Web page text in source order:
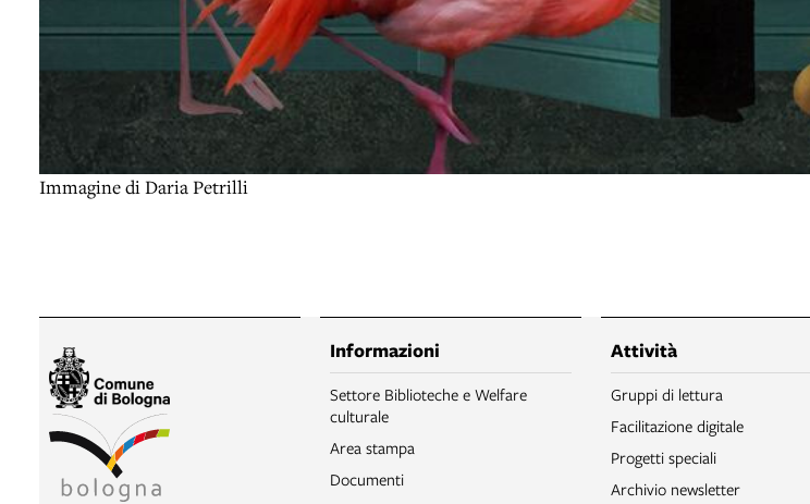
Immagine di Daria Petrilli
Informazioni
Settore Biblioteche e Welfare
culturale
Area stampa
Documenti
Attività
Gruppi di lettura
Facilitazione digitale
Progetti speciali
Archivio newsletter